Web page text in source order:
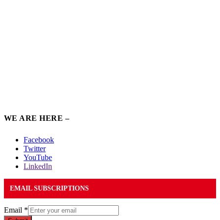
WE ARE HERE –
Facebook
Twitter
YouTube
LinkedIn
EMAIL SUBSCRIPTIONS
Email *